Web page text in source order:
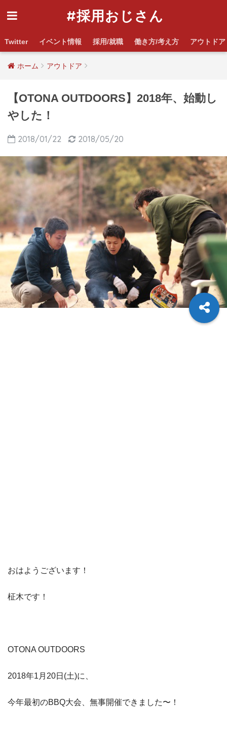
#採用おじさん
Twitter イベント情報 採用/就職 働き方/考え方 アウトドア
ホーム アウトドア
【OTONA OUTDOORS】2018年、始動し
やした！
2018/01/22 2018/05/20
おはようございます！
柾木です！
OTONA OUTDOORS
2018年1月20日(土)に、
今年最初のBBQ大会、無事開催できました〜！